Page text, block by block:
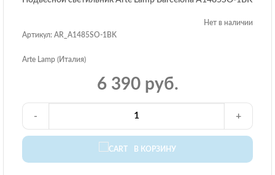
Нет в наличии
Артикул: AR_A1485SO-1BK
Arte Lamp (Италия)
6 390 руб.
В КОРЗИНУ
- +